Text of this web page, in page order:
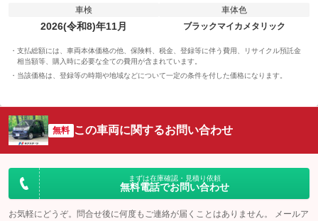
車検
2026(令和8)年11月
車体色
ブラックマイカメタリック
支払総額には、車両本体価格の他、保険料、税金、登録等に伴う費用、リサイクル預託金
相当額等、購入時に必要な全ての費用が含まれています。
当該価格は、登録等の時期や地域などについて一定の条件を付した価格になります。
無料 この車両に関するお問い合わせ
まずは在庫確認・見積り依頼
無料電話でお問い合わせ
お気軽にどうぞ。問合せ後に何度もご連絡が届くことはありません。 メールア